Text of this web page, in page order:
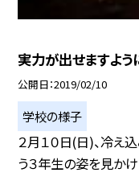
実力が出せますよう
公開日 2019/02/10
学校の様子
２月１０日(日)、冷え
う３年生の姿を見か